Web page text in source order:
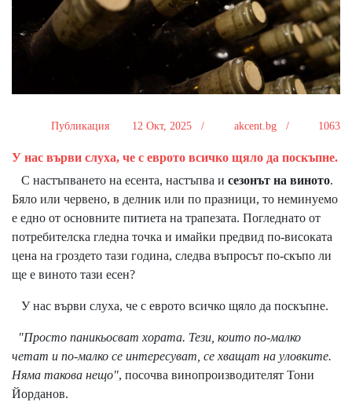
Публикация 12 Окт, 2025 / akcent.bg / 1063
У нас върви слуха, че с еврото всичко щяло да поскъпне.
С настъпването на есента, настъпва и сезонът на виното.
Бяло или червено, в делник или по празници, то неминуемо
е едно от основните питиета на трапезата. Погледнато от
потребителска гледна точка и имайки предвид по-високата
цена на гроздето тази година, следва въпросът по-скъпо ли
ще е виното тази есен?
У нас върви слуха, че с еврото всичко щяло да поскъпне.
"Просто паникьосват хората. Тези, които по-малко
четат и по-малко се интересуват, се хващат на уловките.
Няма такова нещо", посочва винопроизводителят Тони
Йорданов.